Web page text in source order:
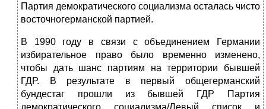
Партия демократического социализма осталась чисто
восточ­ногерманской партией.
В 1990 году в связи с объединением Германии
избирательное право бы­ло временно изменено,
чтобы дать шанс партиям на территории бывшей
ГДР. В результате в первый общегерманский
бундестаг прошли из бывшей ГДР Партия
демократического социализма/Левый список и